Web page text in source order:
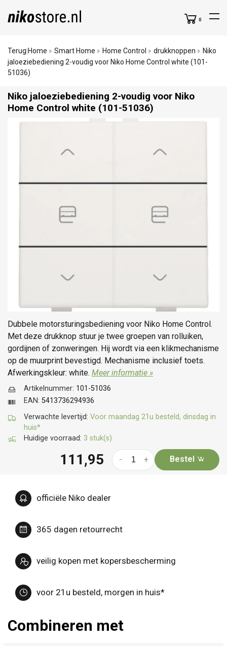
0
Terug Home Smart Home Home Control drukknoppen
Niko
jaloeziebediening 2-voudig voor Niko Home Control white (101-
51036)
Niko jaloeziebediening 2-voudig voor Niko
Home Control white (101-51036)
Dubbele motorsturingsbediening voor Niko Home Control.
Met deze drukknop stuur je twee groepen van rolluiken,
gordijnen of zonweringen. Hij wordt via een klikmechanisme
op de muurprint bevestigd. Mechanisme inclusief toets.
Afwerkingskleur: white. Meer informatie »
Verwachte levertijd: Voor maandag 21u besteld, dinsdag in
huis*
Huidige voorraad: 3 stuk(s)
Artikelnummer: 101-51036
EAN: 5413736294936
111,95 +
- Bestel
officiële Niko dealer
365 dagen retourrecht
veilig kopen met kopersbescherming
voor 21u besteld, morgen in huis*
Combineren met